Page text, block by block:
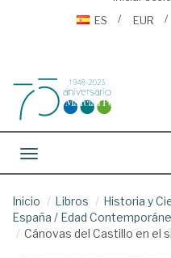
ES
EUR
Toggle navigation
Inicio Libros Historia y
España / Edad
Cánovas del Castillo en el